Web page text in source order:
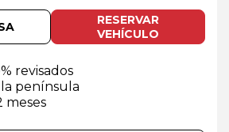
RESERVAR
VEHÍCULO
revisados
península
meses